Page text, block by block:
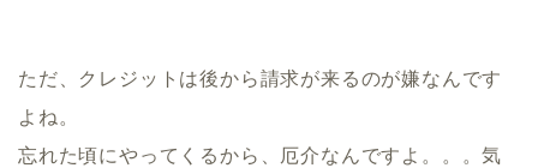
ただ、クレジットは後から請求が来るのが嫌なんです
よね。
忘れた頃にやってくるから、厄介なんですよ。。。気